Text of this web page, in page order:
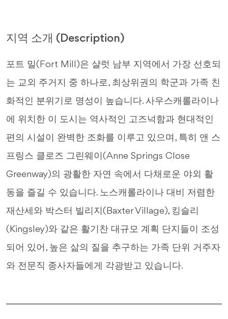
지역 소개 (Description)
포트 밀(Fort Mill)은 샬럿 남부 지역에서 가장 선호되
는 교외 주거지 중 하나로, 최상위권의 학군과 가족 친
화적인 분위기로 명성이 높습니다. 사우스캐롤라이나
에 위치한 이 도시는 역사적인 고즈넉함과 현대적인
편의 시설이 완벽한 조화를 이루고 있으며, 특히 앤 스
프링스 클로즈 그린웨이(Anne Springs Close
Greenway)의 광활한 자연 속에서 다채로운 야외 활
동을 즐길 수 있습니다. 노스캐롤라이나 대비 저렴한
재산세와 박스터 빌리지(Baxter Village), 킹슬리
(Kingsley)와 같은 활기찬 대규모 계획 단지들이 조성
되어 있어, 높은 삶의 질을 추구하는 가족 단위 거주자
와 전문직 종사자들에게 각광받고 있습니다.